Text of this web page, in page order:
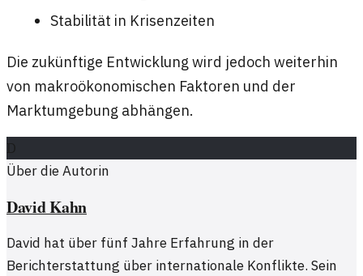
Stabilität in Krisenzeiten
Die zukünftige Entwicklung wird jedoch weiterhin
von makroökonomischen Faktoren und der
Marktumgebung abhängen.
D
Über die Autorin
David Kahn
David hat über fünf Jahre Erfahrung in der
Berichterstattung über internationale Konflikte. Sein